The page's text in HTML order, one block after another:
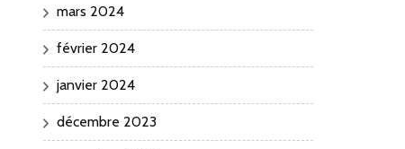
mars 2024
février 2024
janvier 2024
décembre 2023